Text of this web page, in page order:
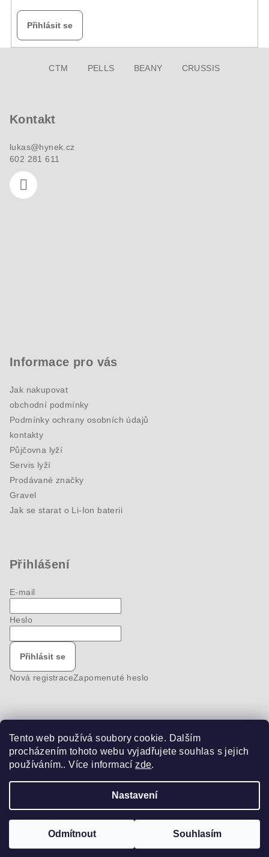
Tento web používá soubory cookie. Dalším
procházením tohoto webu vyjadřujete souhlas s jejich
používáním.. Více informacízde.
Nastavení
Odmítnout Souhlasím
v
ý
Přihlásit se
CTM PELLS BEANY CRUSSIS
Kontakt
lukas@hynek.cz
602 281 611
Informace pro vás
Jak nakupovat
obchodní podmínky
Podmínky ochrany osobních údajů
kontakty
Půjčovna lyží
Servis lyží
Prodávané značky
Gravel
Jak se starat o Li-Ion baterii
Přihlášení
E-mail
Heslo
Přihlásit se
Nová registraceZapomenuté heslo
Nákupní košík
0ks /0 Kč
. Všechna práva vyhrazena.
Vytvořil Shoptet